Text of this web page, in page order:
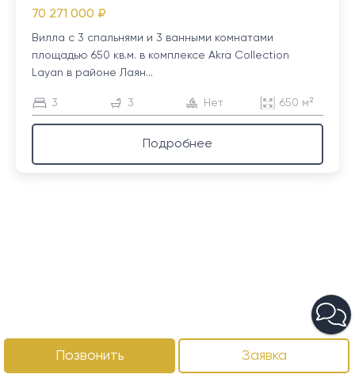
70 271 000 ₽
Вилла с 3 спальнями и 3 ванными комнатами
площадью 650 кв.м. в комплексе Akra Collection
Layan в районе Лаян...
3 3 Нет 650 м²
Подробнее
Позвонить Заявка